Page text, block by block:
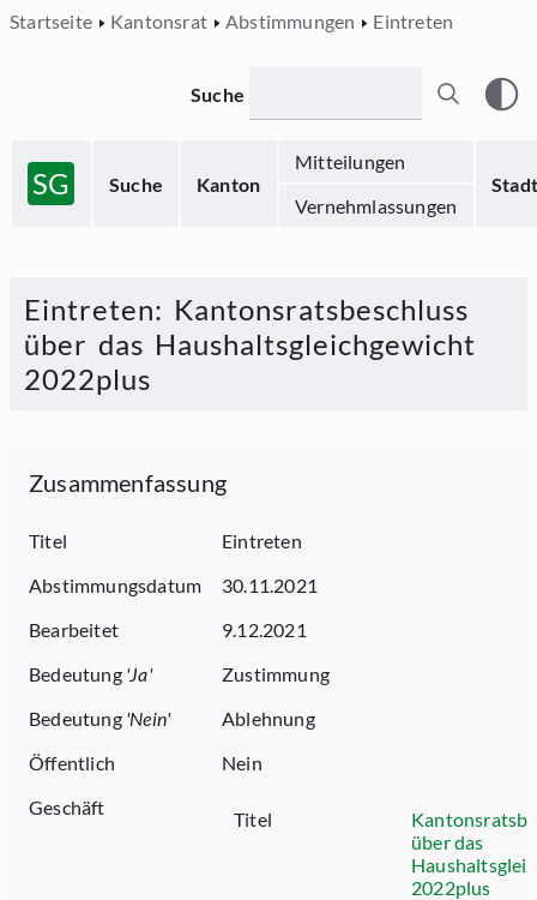
Startseite Kantonsrat Abstimmungen Eintreten
SG Suche Kanton
Mitteilungen
Stadt
Vernehmlassungen
Suche
Eintreten: Kantonsratsbeschluss
über das Haushaltsgleichgewicht
2022plus
Zusammenfassung
Titel
Eintreten
Abstimmungsdatum
30.11.2021
Bearbeitet
9.12.2021
Bedeutung 'Ja'
Zustimmung
Bedeutung 'Nein'
Ablehnung
Öffentlich
Nein
Geschäft
Titel
über das
2022plus